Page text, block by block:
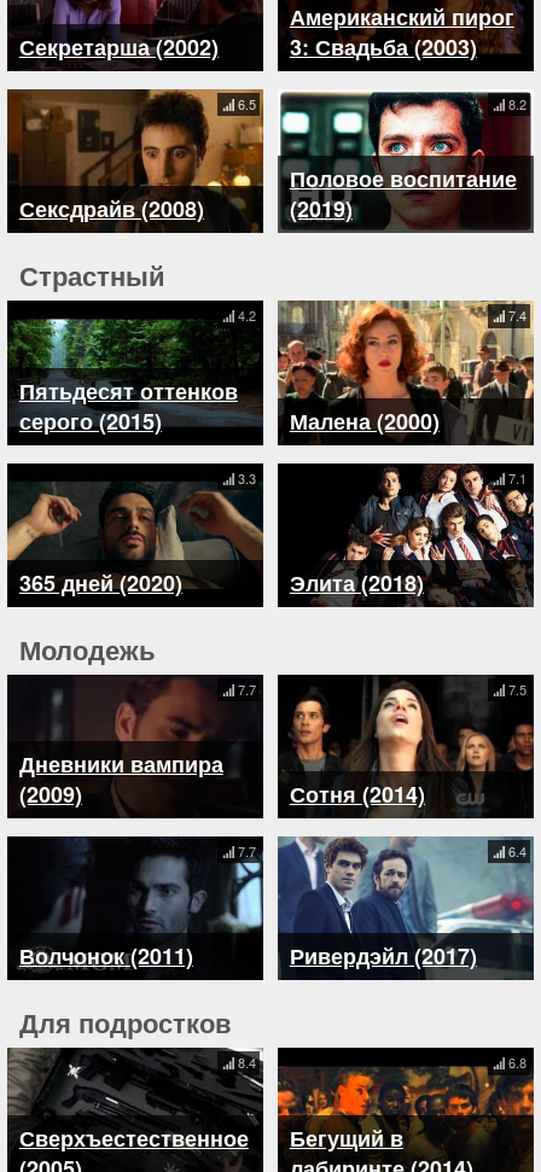
Секретарша (2002)
Американский пирог
3: Свадьба (2003)
Сексдрайв (2008)
6.5
Половое воспитание
(2019)
8.2
Страстный
Пятьдесят оттенков
серого (2015)
4.2
Малена (2000)
7.4
365 дней (2020)
3.3
Элита (2018)
7.1
Молодежь
Дневники вампира
(2009)
7.7
Сотня (2014)
7.5
Волчонок (2011)
7.7
Ривердэйл (2017)
6.4
Для подростков
Сверхъестественное
8.4
Бегущий в
6.8